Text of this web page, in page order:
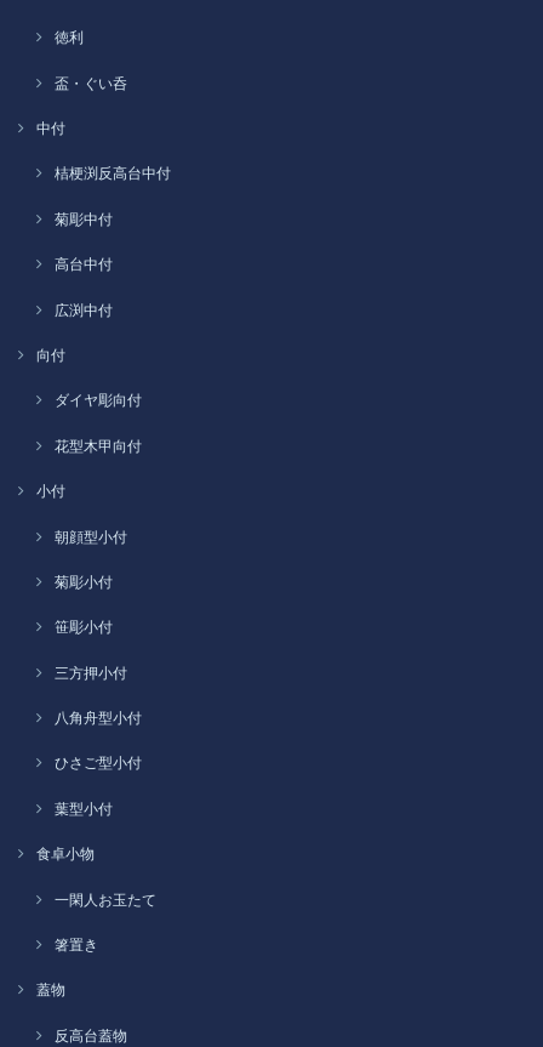
徳利
盃・ぐい呑
中付
桔梗渕反高台中付
菊彫中付
高台中付
広渕中付
向付
ダイヤ彫向付
花型木甲向付
小付
朝顔型小付
菊彫小付
笹彫小付
三方押小付
八角舟型小付
ひさご型小付
葉型小付
食卓小物
一閑人お玉たて
箸置き
蓋物
反高台蓋物